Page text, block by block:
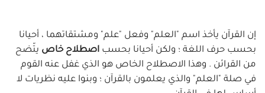
إن القرآن يأخذ اسم "العلم" وفعل "علم" ومشتقاتهما ، أحيانا
بحسب حرف اللغة ؛ ولكن أحيانا بحسب اصطلاح خاص يتّضح
من القرائن . وهذا الاصطلاح الخاص هو الذي غفل عنه القوم
في صلة "العلم" والذي يعلمون بالقرآن ؛ وبنوا عليه نظريات لا